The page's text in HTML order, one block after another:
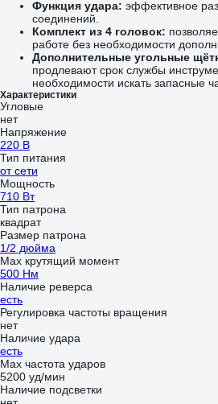
Функция удара: эффективное
соединений.
Комплект из 4 головок:
работе без необходимости
Дополнительные угольные
продлевают срок службы
необходимости искать запасные
Характеристики
Угловые
нет
Напряжение
220 В
Тип питания
от сети
Мощность
710 Вт
Тип патрона
квадрат
Размер патрона
1/2 дюйма
Max крутящий момент
500 Нм
Наличие реверса
есть
Регулировка частоты вращения
нет
Наличие удара
есть
Мах частота ударов
5200 уд/мин
Наличие подсветки